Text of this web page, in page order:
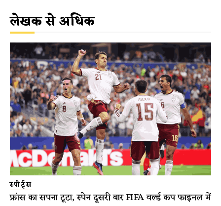
लेखक से अधिक
स्पोर्ट्स
फ्रांस का सपना टूटा, स्पेन दूसरी बार FIFA वर्ल्ड कप फाइनल में